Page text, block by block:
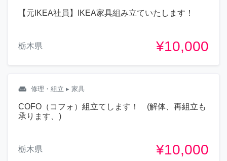
【元IKEA社員】IKEA家具組み立ていたします！
栃木県 ¥10,000
weekend 修理・組立 ▸ 家具
COFO（コフォ）組立てします！ (解体、再組立も
承ります、)
栃木県 ¥10,000